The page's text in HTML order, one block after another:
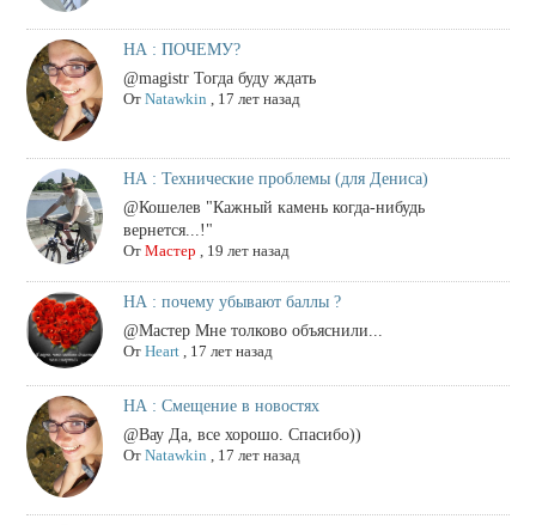
НА : ПОЧЕМУ?
@magistr Тогда буду ждать
От Natawkin 17 лет назад
НА : Технические проблемы (для Дениса)
@Кошелев "Кажный камень когда-нибудь
вернется...!"
От Мастер , 19 лет назад
НА : почему убывают баллы ?
@Мастер Мне толково объяснили...
От Heart, 17 лет назад
НА : Смещение в новостях
@Вау Да, все хорошо. Спасибо))
От Natawkin 17 лет назад